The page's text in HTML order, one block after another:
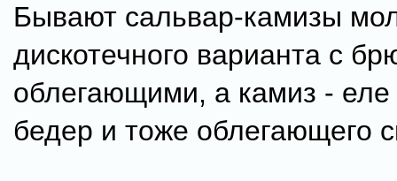
Бывают сальвар-камизы
дискотечного варианта с
облегающими, а камиз - еле
бедер и тоже облегающего